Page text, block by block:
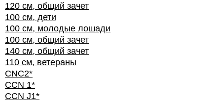
120 см, общий зачет
100 см, дети
100 см, молодые лошади
100 см, общий зачет
140 см, общий зачет
110 см, ветераны
CNC2*
CCN 1*
CCN J1*